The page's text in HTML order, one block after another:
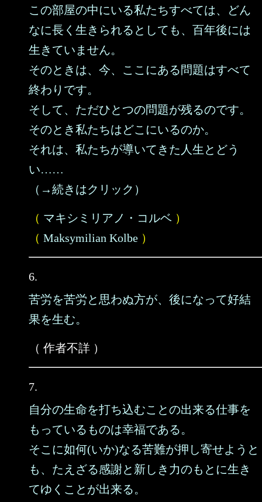
この部屋の中にいる私たちすべては、どん
なに長く生きられるとしても、百年後には
生きていません。
そのときは、今、ここにある問題はすべて
終わりです。
そして、ただひとつの問題が残るのです。
そのとき私たちはどこにいるのか。
それは、私たちが導いてきた人生とどう
い……
（→続きはクリック）
（ マキシミリアノ・コルベ ）
（ Maksymilian Kolbe ）
6.
苦労を苦労と思わぬ方が、後になって好結
果を生む。
（ 作者不詳 ）
7.
自分の生命を打ち込むことの出来る仕事を
もっているものは幸福である。
そこに如何(いか)なる苦難が押し寄せようと
も、たえざる感謝と新しき力のもとに生き
てゆくことが出来る。